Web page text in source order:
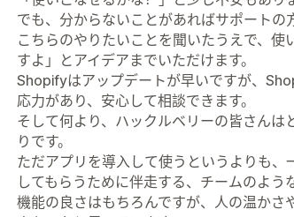
でも、分からないことがあればサポートの
こちらのやりたいことを聞いたうえで、使
すよ」とアイデアまでいただけます。
Shopifyはアップデートが早いですが、
応力があり、安心して相談できます。
そして何より、ハックルベリーの皆さんは
りです。
ただアプリを導入して使うというよりも、
してもらうために伴走する、チームのよう
機能の良さはもちろんですが、人の温か